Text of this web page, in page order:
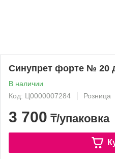
Синупрет форте № 20
В наличии
Код: Ц0000007284
Розница
3 700 ₸/упаковка